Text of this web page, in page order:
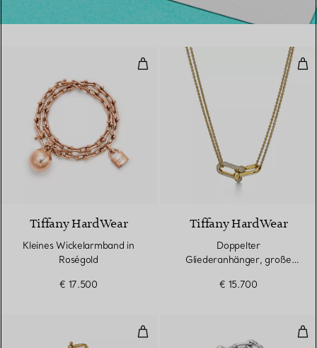
Kleines Wickelarmband in
2 Materialien
Tiffany HardWear
Kleines Wickelarmband in
Roségold
€ 17.500
Tiffany HardWear
Doppelter
Gliederanhänger, große
Pavé-Diamanten
€ 15.700
Gliederarmband in Gelbgold mit